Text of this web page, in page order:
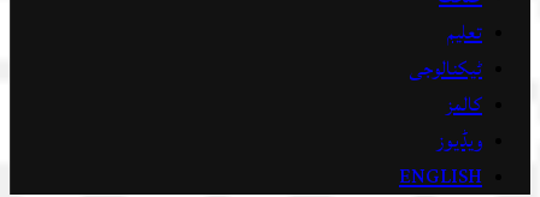
تعلیم
ٹیکنالوجی
کالمز
ویڈیوز
ENGLISH